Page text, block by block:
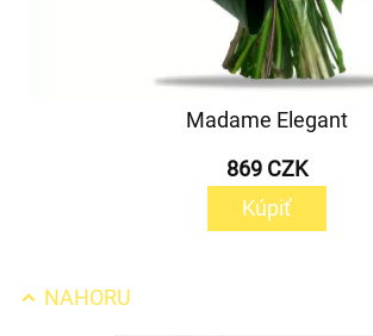
Madame Elegant
869 CZK
Kúpiť
NAHORU